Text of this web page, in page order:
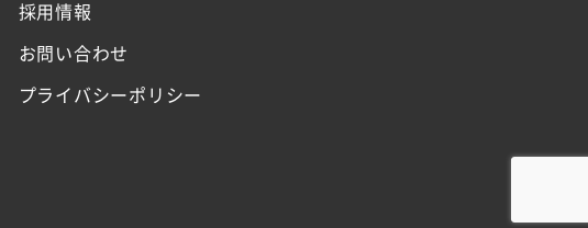
採用情報
お問い合わせ
プライバシーポリシー